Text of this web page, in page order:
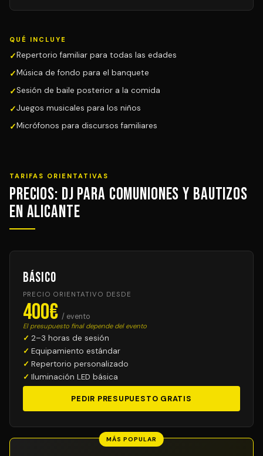
QUÉ INCLUYE
Repertorio familiar para todas las edades
Música de fondo para el banquete
Sesión de baile posterior a la comida
Juegos musicales para los niños
Micrófonos para discursos familiares
TARIFAS ORIENTATIVAS
Precios: DJ para Comuniones y Bautizos
en Alicante
Básico
PRECIO ORIENTATIVO DESDE
400€ / evento
El presupuesto final depende del evento
2–3 horas de sesión
Equipamiento estándar
Repertorio personalizado
Iluminación LED básica
PEDIR PRESUPUESTO GRATIS
MÁS POPULAR